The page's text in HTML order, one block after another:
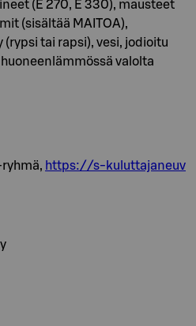
(E 270, E 330), mausteet
(sisältää MAITOA),
(rypsi tai rapsi), vesi, jodioitu
huoneenlämmössä valolta
https://s-kuluttajaneuv